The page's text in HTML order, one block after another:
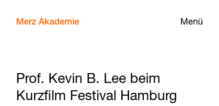
Menü
Merz Akademie
Prof. Kevin B. Lee beim
Kurzfilm Festival Hamburg